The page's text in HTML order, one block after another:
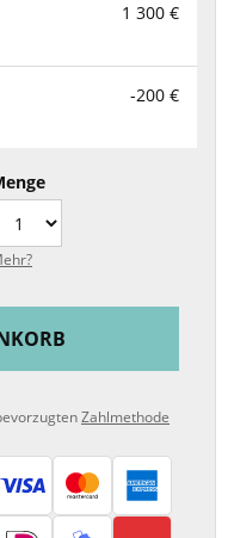
1 300 €
-200 €
Zahlmethode